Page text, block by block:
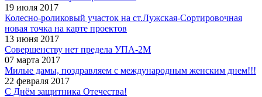
19 июля 2017
Колесно-роликовый участок на ст.Лужская-Сортировочная
новая точка на карте проектов
13 июня 2017
Совершенству нет предела УПА-2М
07 марта 2017
Милые дамы, поздравляем с международным женским днем!!!
22 февраля 2017
С Днём защитника Отечества!